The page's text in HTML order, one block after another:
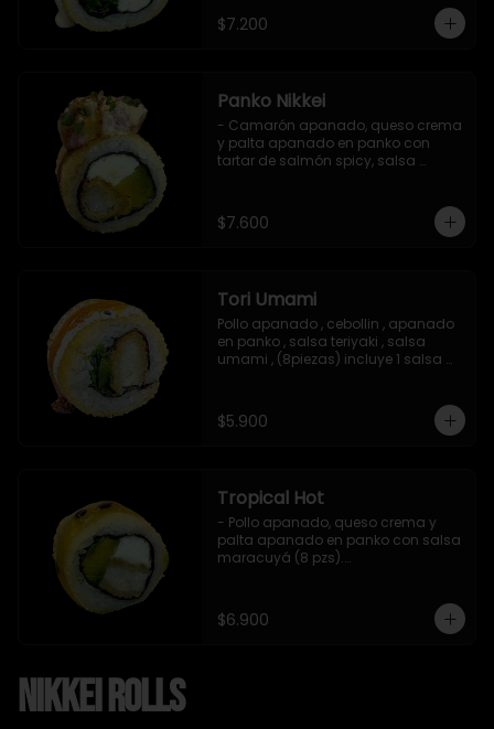
$7.200
Panko Nikkei
- Camarón apanado, queso crema
y palta apanado en panko con
tartar de salmón spicy, salsa
$7.600
Tori Umami
Pollo apanado , cebollin , apanado
en panko , salsa teriyaki , salsa
umami , (8piezas) incluye 1 salsa
$5.900
Tropical Hot
- Pollo apanado, queso crema y
palta apanado en panko con salsa
maracuyá (8 pzs).
$6.900
Nikkei Rolls